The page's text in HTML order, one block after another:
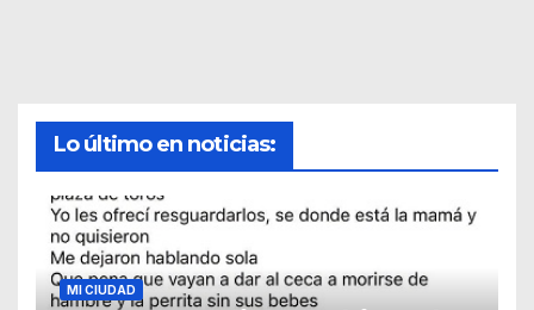
Lo último en noticias:
MI CIUDAD